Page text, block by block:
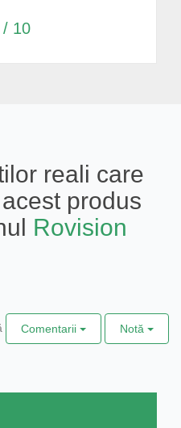
/ 10
reali care
produs
Rovision
Comentarii Notă